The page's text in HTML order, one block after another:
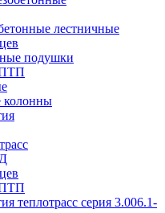
лестничные
подушки
колонны
теплотрасс серия 3.006.1-